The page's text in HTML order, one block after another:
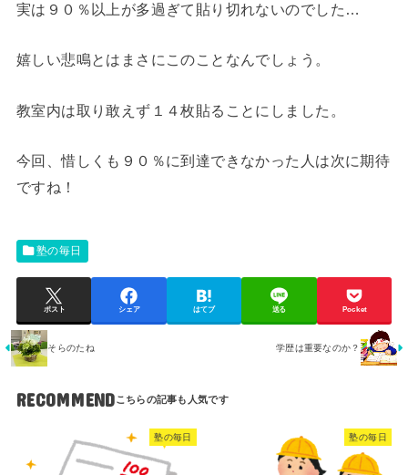
実は９０％以上が多過ぎて貼り切れないのでした…
嬉しい悲鳴とはまさにこのことなんでしょう。
教室内は取り敢えず１４枚貼ることにしました。
今回、惜しくも９０％に到達できなかった人は次に期待
ですね！
塾の毎日
ポスト シェア はてブ 送る Pocket
そらのたね 学歴は重要なのか？
RECOMMEND
塾の毎日 塾の毎日